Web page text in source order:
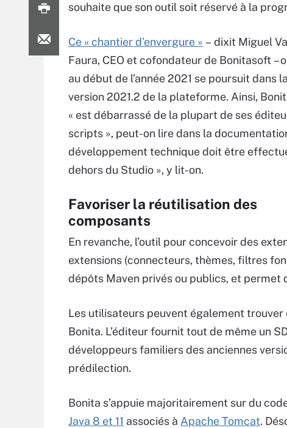
souhaite que son outil soit réservé à la
Ce « chantier d’envergure » – dixit Miguel
Faura, CEO et cofondateur de Bonitasoft –
au début de l’année 2021 se poursuit dans la
version 2021.2 de la plateforme. Ainsi,
« est débarrassé de la plupart de ses
scripts », peut-on lire dans la
développement technique doit être
dehors du Studio », y lit-on.
Favoriser la réutilisation des
composants
En revanche, l’outil pour concevoir des
extensions (connecteurs, thèmes, filtres
dépôts Maven privés ou publics, et permet
Les utilisateurs peuvent également
Bonita. L’éditeur fournit tout de même un
développeurs familiers des anciennes
prédilection.
Bonita s’appuie majoritairement sur du
Java 8 et 11 associés à Apache Tomcat.